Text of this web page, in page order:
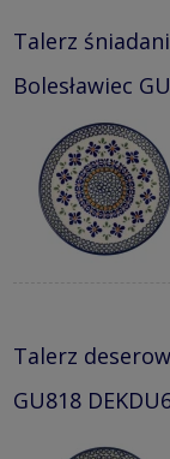
Talerz
Bolesławiec
Talerz
GU818